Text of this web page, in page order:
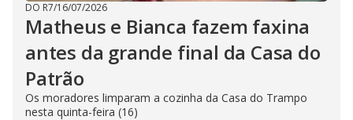
DO R7/16/07/2026
Matheus e Bianca fazem faxina
antes da grande final da Casa do
Patrão
Os moradores limparam a cozinha da Casa do Trampo
nesta quinta-feira (16)